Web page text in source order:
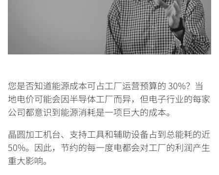
您是否知道能源成本可占工厂运营预算的 30%？当
地电价可能会因半导体工厂而异，但电子行业的每家
公司都意识到能源消耗是一项巨大的成本。
晶圆加工机台、支持工具和辅助设备占到总能耗的近
50%。因此，节约的每一度电都会对工厂的利润产生
重大影响。